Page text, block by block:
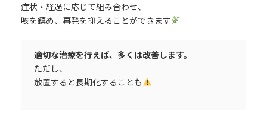
症状・経過に応じて組み合わせ、
咳を鎮め、再発を抑えることができます
適切な治療を行えば、多くは改善します。
ただし、
放置すると長期化することも